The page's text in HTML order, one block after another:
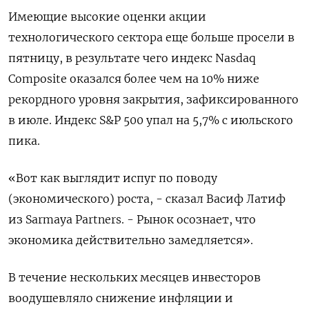
Имеющие высокие оценки акции
технологического сектора еще больше просели в
пятницу, в результате чего индекс Nasdaq
Composite оказался более чем на 10% ниже
рекордного уровня закрытия, зафиксированного
в июле. Индекс S&P 500 упал на 5,7% с июльского
пика.
«Вот как выглядит испуг по поводу
(экономического) роста, - сказал Васиф Латиф
из Sarmaya Partners. - Рынок осознает, что
экономика действительно замедляется».
В течение нескольких месяцев инвесторов
воодушевляло снижение инфляции и